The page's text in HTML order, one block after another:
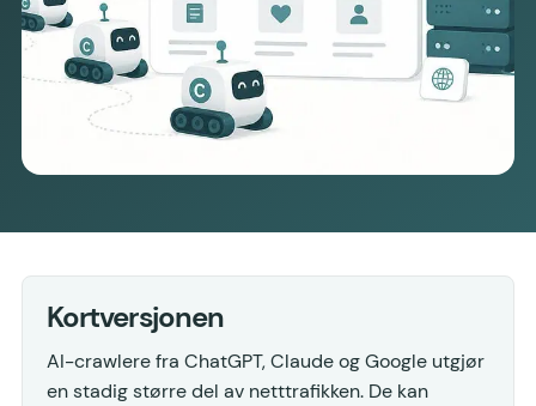
Kortversjonen
AI-crawlere fra ChatGPT, Claude og Google utgjør
en stadig større del av netttrafikken. De kan